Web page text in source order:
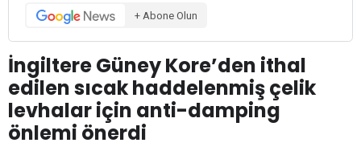
+ Abone Olun
İngiltere Güney Kore’den ithal
edilen sıcak haddelenmiş çelik
levhalar için anti-damping
önlemi önerdi